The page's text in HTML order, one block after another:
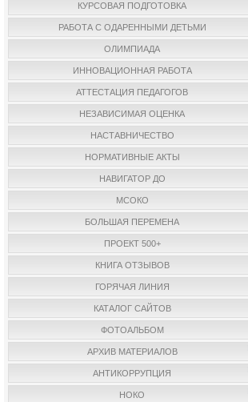
КУРСОВАЯ ПОДГОТОВКА
РАБОТА С ОДАРЕННЫМИ ДЕТЬМИ
ОЛИМПИАДА
ИННОВАЦИОННАЯ РАБОТА
АТТЕСТАЦИЯ ПЕДАГОГОВ
НЕЗАВИСИМАЯ ОЦЕНКА
НАСТАВНИЧЕСТВО
НОРМАТИВНЫЕ АКТЫ
НАВИГАТОР ДО
МСОКО
БОЛЬШАЯ ПЕРЕМЕНА
ПРОЕКТ 500+
КНИГА ОТЗЫВОВ
ГОРЯЧАЯ ЛИНИЯ
КАТАЛОГ САЙТОВ
ФОТОАЛЬБОМ
АРХИВ МАТЕРИАЛОВ
АНТИКОРРУПЦИЯ
НОКО